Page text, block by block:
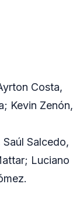
Costa,
Kevin Zenón,
Salcedo,
Luciano